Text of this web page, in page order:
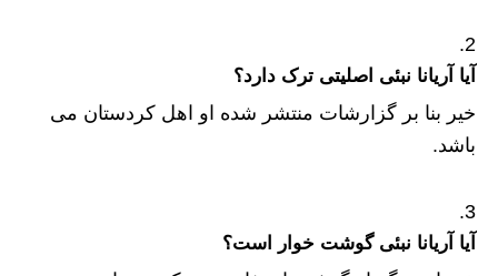
آیا آریانا نبئی اصلیتی ترک دارد؟
خیر بنا بر گزارشات منتشر شده او اهل کردستان می
باشد.
آیا آریانا نبئی گوشت خوار است؟